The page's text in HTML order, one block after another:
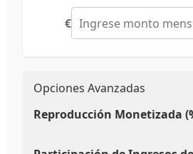
€
Opciones Avanzadas
Reproducción Monetizada